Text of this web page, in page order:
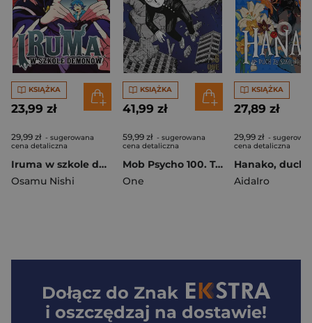
KSIĄŻKA
23,99 zł
29,99 zł - sugerowana
cena detaliczna
Iruma w szkole demonów. Tom 30
Osamu Nishi
KSIĄŻKA
41,99 zł
59,99 zł - sugerowana
cena detaliczna
Mob Psycho 100. Tom 6
One
KSIĄŻKA
27,89 zł
29,99 zł -
cena detaliczna
AidaIro
Dołącz do Znak
i oszczędzaj na dostawie!